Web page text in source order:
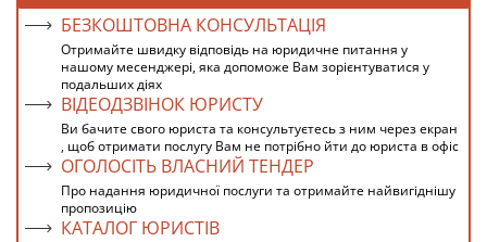
БЕЗКОШТОВНА КОНСУЛЬТАЦІЯ
Отримайте швидку відповідь на юридичне питання у
нашому месенджері, яка допоможе Вам зорієнтуватися у
подальших діях
ВІДЕОДЗВІНОК ЮРИСТУ
Ви бачите свого юриста та консультуєтесь з ним через екран
, щоб отримати послугу Вам не потрібно йти до юриста в офіс
ОГОЛОСІТЬ ВЛАСНИЙ ТЕНДЕР
Про надання юридичної послуги та отримайте найвигіднішу
пропозицію
КАТАЛОГ ЮРИСТІВ